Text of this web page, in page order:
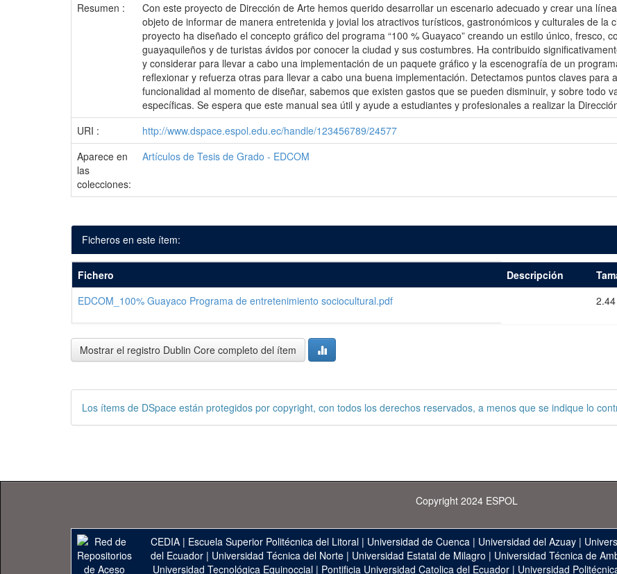
Resumen :
Con este proyecto de Dirección de Arte hemos querido desarrollar un escenario adecuado y crear una
objeto de informar de manera entretenida y jovial los atractivos turísticos, gastronómicos y culturales de la
proyecto ha diseñado el concepto gráfico del programa “100 % Guayaco” creando un estilo único, fresco,
guayaquileños y de turistas ávidos por conocer la ciudad y sus costumbres. Ha contribuido
y considerar para llevar a cabo una implementación de un paquete gráfico y la escenografía de un
reflexionar y refuerza otras para llevar a cabo una buena implementación. Detectamos puntos claves
funcionalidad al momento de diseñar, sabemos que existen gastos que se pueden disminuir, y sobre todo
específicas. Se espera que este manual sea útil y ayude a estudiantes y profesionales a realizar la
URI :
http://www.dspace.espol.edu.ec/handle/123456789/24577
Aparece en
las
colecciones:
Artículos de Tesis de Grado - EDCOM
Ficheros en este ítem:
Fichero Descripción
EDCOM_100% Guayaco Programa de entretenimiento sociocultural.pdf
Mostrar el registro Dublin Core completo del ítem
Los ítems de DSpace están protegidos por copyright, con todos los derechos reservados, a menos que se indique lo
Copyright 2024 ESPOL
CEDIA | Escuela Superior Politécnica del Litoral | Universidad de Cuenca | Universidad del Azuay |
del Ecuador| Universidad Técnica del Norte| Universidad Estatal de Milagro | Universidad Técnica de
Universidad Tecnológica Equinoccial| Pontificia Universidad Catolica del Ecuador| Universidad